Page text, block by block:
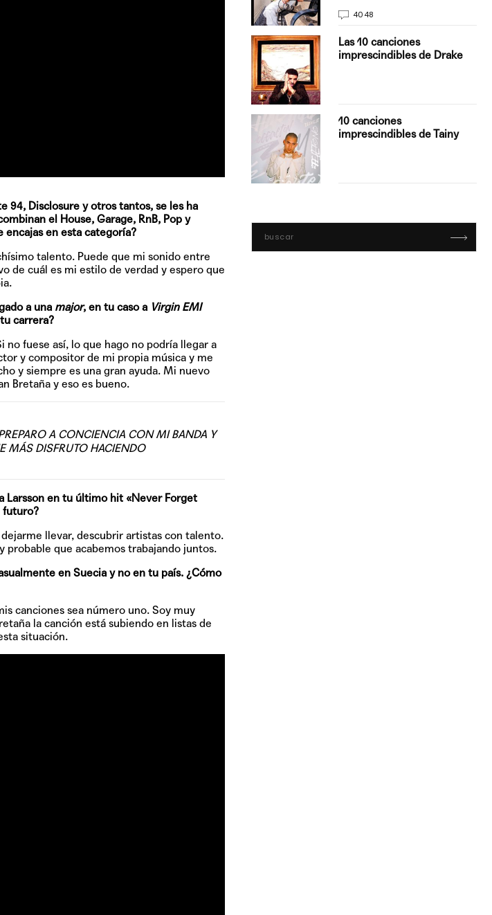
94, Disclosure y otros tantos, se les ha
el House, Garage, RnB, Pop y
encajas en esta categoría?
talento. Puede que mi sonido entre
de cuál es mi estilo de verdad y espero que
a una major, en tu caso a Virgin EMI
carrera?
fuese así, lo que hago no podría llegar a
y compositor de mi propia música y me
y siempre es una gran ayuda. Mi nuevo
Bretaña y eso es bueno.
A CONCIENCIA CON MI BANDA Y
MÁS DISFRUTO HACIENDO
Larsson en tu último hit «Never Forget
futuro?
llevar, descubrir artistas con talento.
que acabemos trabajando juntos.
en Suecia y no en tu país. ¿Cómo
canciones sea número uno. Soy muy
la canción está subiendo en listas de
situación.
4048
Las 10 canciones
imprescindibles de Drake
10 canciones
imprescindibles de Tainy